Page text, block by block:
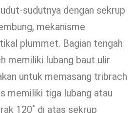
sudutnya dengan sekrup
mekanisme
plummet. Bagian tengah
memiliki lubang baut ulir
untuk memasang tribrach
memiliki tiga lubang atau
120˚ di atas sekrup